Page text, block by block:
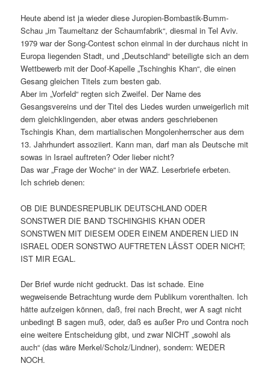
Heute abend ist ja wieder diese Juropien-Bombastik-Bumm-
Schau „im Taumeltanz der Schaumfabrik“, diesmal in Tel Aviv.
1979 war der Song-Contest schon einmal in der durchaus nicht in
Europa liegenden Stadt, und „Deutschland“ beteiligte sich an dem
Wettbewerb mit der Doof-Kapelle „Tschinghis Khan“, die einen
Gesang gleichen Titels zum besten gab.
Aber im „Vorfeld“ regten sich Zweifel. Der Name des
Gesangsvereins und der Titel des Liedes wurden unweigerlich mit
dem gleichklingenden, aber etwas anders geschriebenen
Tschingis Khan, dem martialischen Mongolenherrscher aus dem
13. Jahrhundert assoziiert. Kann man, darf man als Deutsche mit
sowas in Israel auftreten? Oder lieber nicht?
Das war „Frage der Woche“ in der WAZ. Leserbriefe erbeten.
Ich schrieb denen:
OB DIE BUNDESREPUBLIK DEUTSCHLAND ODER
SONSTWER DIE BAND TSCHINGHIS KHAN ODER
SONSTWEN MIT DIESEM ODER EINEM ANDEREN LIED IN
ISRAEL ODER SONSTWO AUFTRETEN LÄSST ODER NICHT;
IST MIR EGAL.
Der Brief wurde nicht gedruckt. Das ist schade. Eine
wegweisende Betrachtung wurde dem Publikum vorenthalten. Ich
hätte aufzeigen können, daß, frei nach Brecht, wer A sagt nicht
unbedingt B sagen muß, oder, daß es außer Pro und Contra noch
eine weitere Entscheidung gibt, und zwar NICHT „sowohl als
auch“ (das wäre Merkel/Scholz/Lindner), sondern: WEDER
NOCH.